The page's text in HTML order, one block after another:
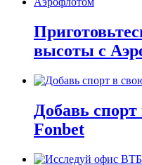
высоты с
Добавь
Fonbet